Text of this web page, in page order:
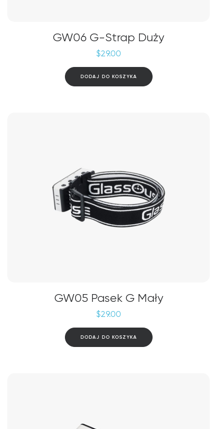
GW06 G-Strap Duży
$29.00
DODAJ DO KOSZYKA
GW05 Pasek G Mały
$29.00
DODAJ DO KOSZYKA